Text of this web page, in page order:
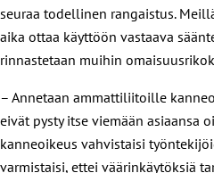
seuraa todellinen rangaistus.
aika ottaa käyttöön vastaava
rinnastetaan muihin
– Annetaan ammattiliitoille
eivät pysty itse viemään asiaansa
kanneoikeus vahvistaisi
varmistaisi, ettei väärinkäytöksiä